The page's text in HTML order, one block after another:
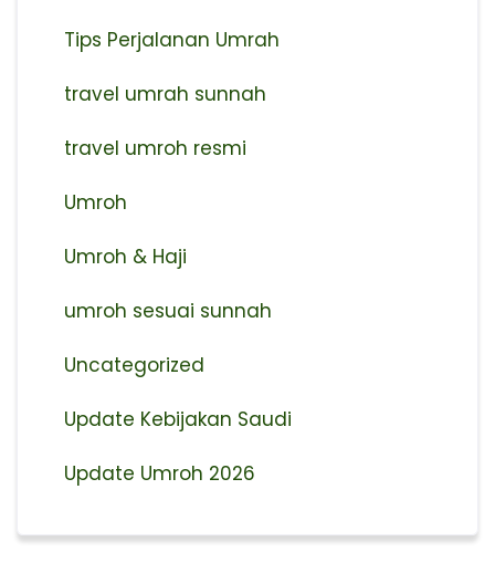
Tips Perjalanan Umrah
travel umrah sunnah
travel umroh resmi
Umroh
Umroh & Haji
umroh sesuai sunnah
Uncategorized
Update Kebijakan Saudi
Update Umroh 2026